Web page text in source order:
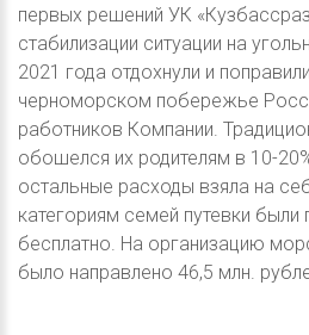
первых решений УК
стабилизации ситуации на
2021 года отдохнули и
черноморском побережье
работников Компании.
обошелся их родителям в 10-
остальные расходы взяла на
категориям семей путевки были
бесплатно. На организацию
было направлено 46,5 млн.